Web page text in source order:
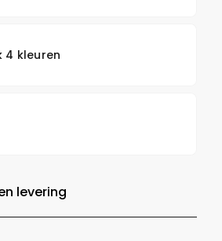
4 kleuren
levering